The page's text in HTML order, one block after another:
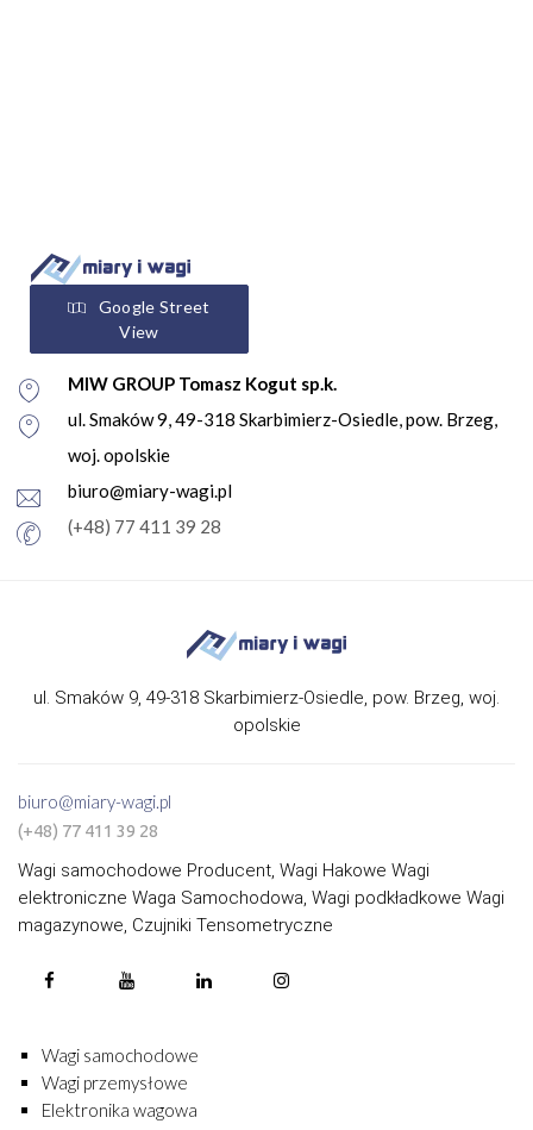
Google Street
View
MIW GROUP Tomasz Kogut sp.k.
ul. Smaków 9, 49-318 Skarbimierz-Osiedle, pow. Brzeg,
woj. opolskie
biuro@miary-wagi.pl
(+48) 77 411 39 28
ul. Smaków 9, 49-318 Skarbimierz-Osiedle, pow. Brzeg, woj.
opolskie
biuro@miary-wagi.pl
(+48) 77 411 39 28
Wagi samochodowe Producent, Wagi Hakowe Wagi
elektroniczne Waga Samochodowa, Wagi podkładkowe Wagi
magazynowe, Czujniki Tensometryczne
Wagi samochodowe
Wagi przemysłowe
Elektronika wagowa